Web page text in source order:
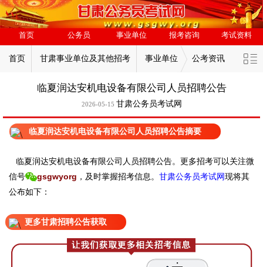
首页 公务员 事业单位 报考咨询 考试资料
首页 甘肃事业单位及其他招考 事业单位 公考资讯
临夏润达安机电设备有限公司人员招聘公告
2026-05-15 甘肃公务员考试网
临夏润达安机电设备有限公司人员招聘公告摘要
临夏润达安机电设备有限公司人员招聘公告。 更多招考可以关注微
信号
gsgwyorg ， 及时掌握招考信息。 甘肃公务员考试网现将其
公布如下：
更多甘肃招聘公告获取